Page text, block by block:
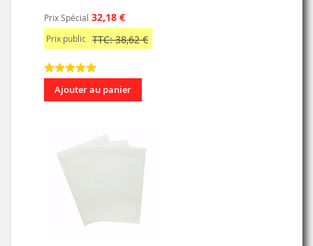
Prix Spécial 32,18 €
Prix public TTC: 38,62 €
Ajouter au panier